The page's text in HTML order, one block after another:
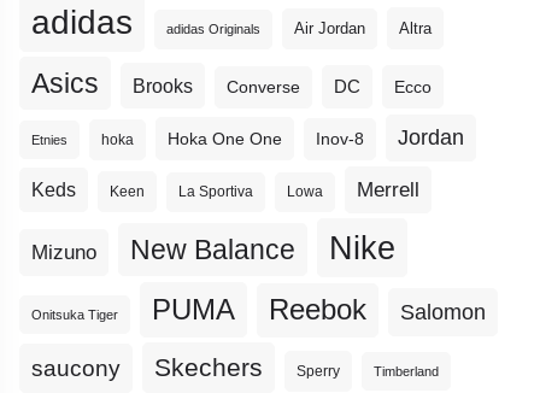
adidas adidas Originals Air Jordan Altra
Asics Brooks Converse DC Ecco
Etnies hoka Hoka One One Inov-8 Jordan
Keds Keen La Sportiva Lowa Merrell
Mizuno New Balance Nike
Onitsuka Tiger PUMA Reebok Salomon
saucony Skechers Sperry Timberland